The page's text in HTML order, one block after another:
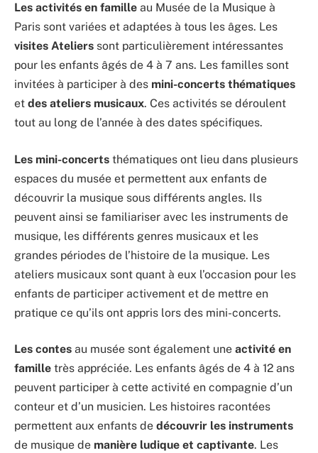
Les activités en famille au Musée de la Musique à
Paris sont variées et adaptées à tous les âges. Les
visites Ateliers sont particulièrement intéressantes
pour les enfants âgés de 4 à 7 ans. Les familles sont
invitées à participer à des mini-concerts thématiques
et des ateliers musicaux. Ces activités se déroulent
tout au long de l’année à des dates spécifiques.
Les mini-concerts thématiques ont lieu dans plusieurs
espaces du musée et permettent aux enfants de
découvrir la musique sous différents angles. Ils
peuvent ainsi se familiariser avec les instruments de
musique, les différents genres musicaux et les
grandes périodes de l’histoire de la musique. Les
ateliers musicaux sont quant à eux l’occasion pour les
enfants de participer activement et de mettre en
pratique ce qu’ils ont appris lors des mini-concerts.
Les contes au musée sont également une activité en
famille très appréciée. Les enfants âgés de 4 à 12 ans
peuvent participer à cette activité en compagnie d’un
conteur et d’un musicien. Les histoires racontées
permettent aux enfants de découvrir les instruments
de musique de manière ludique et captivante. Les